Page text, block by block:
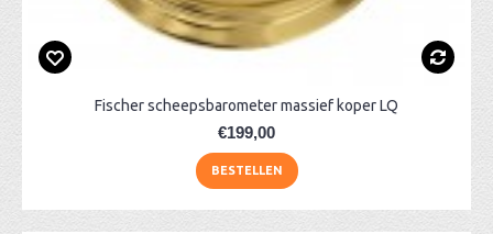
Fischer scheepsbarometer massief koper LQ
€199,00
BESTELLEN